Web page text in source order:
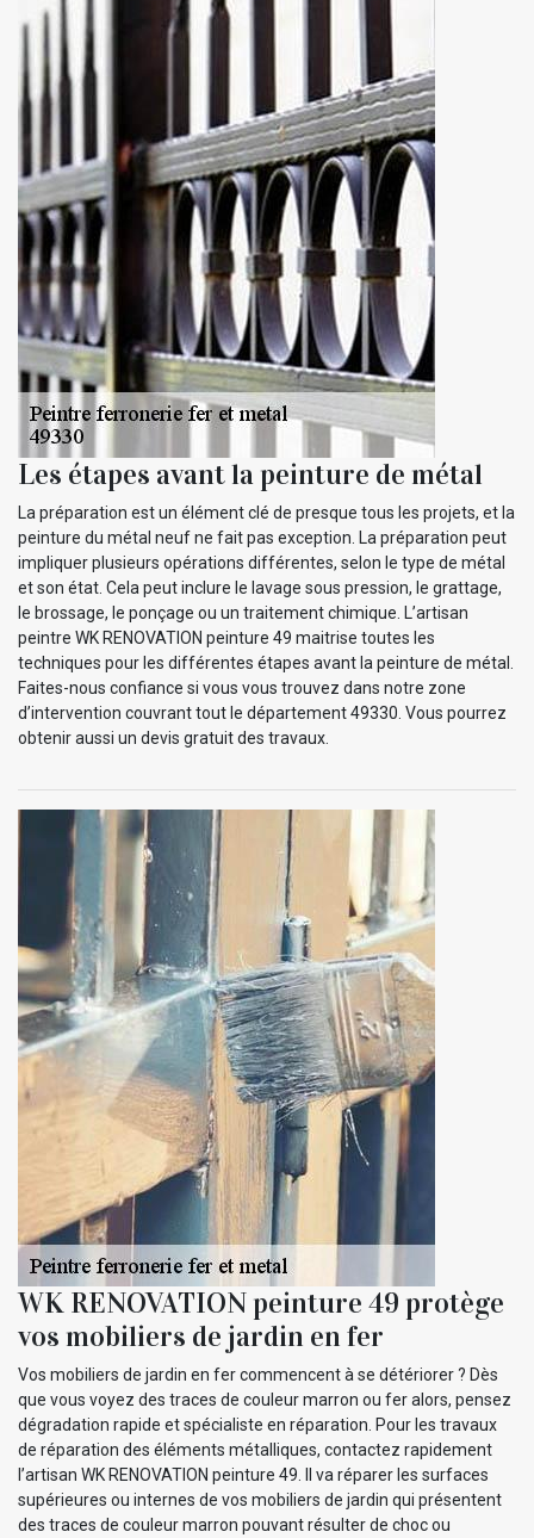
Les étapes avant la peinture de métal
La préparation est un élément clé de presque tous les projets, et la
peinture du métal neuf ne fait pas exception. La préparation peut
impliquer plusieurs opérations différentes, selon le type de métal
et son état. Cela peut inclure le lavage sous pression, le grattage,
le brossage, le ponçage ou un traitement chimique. L’artisan
peintre WK RENOVATION peinture 49 maitrise toutes les
techniques pour les différentes étapes avant la peinture de métal.
Faites-nous confiance si vous vous trouvez dans notre zone
d’intervention couvrant tout le département 49330. Vous pourrez
obtenir aussi un devis gratuit des travaux.
WK RENOVATION peinture 49 protège
vos mobiliers de jardin en fer
Vos mobiliers de jardin en fer commencent à se détériorer ? Dès
que vous voyez des traces de couleur marron ou fer alors, pensez
dégradation rapide et spécialiste en réparation. Pour les travaux
de réparation des éléments métalliques, contactez rapidement
l’artisan WK RENOVATION peinture 49. Il va réparer les surfaces
supérieures ou internes de vos mobiliers de jardin qui présentent
des traces de couleur marron pouvant résulter de choc ou